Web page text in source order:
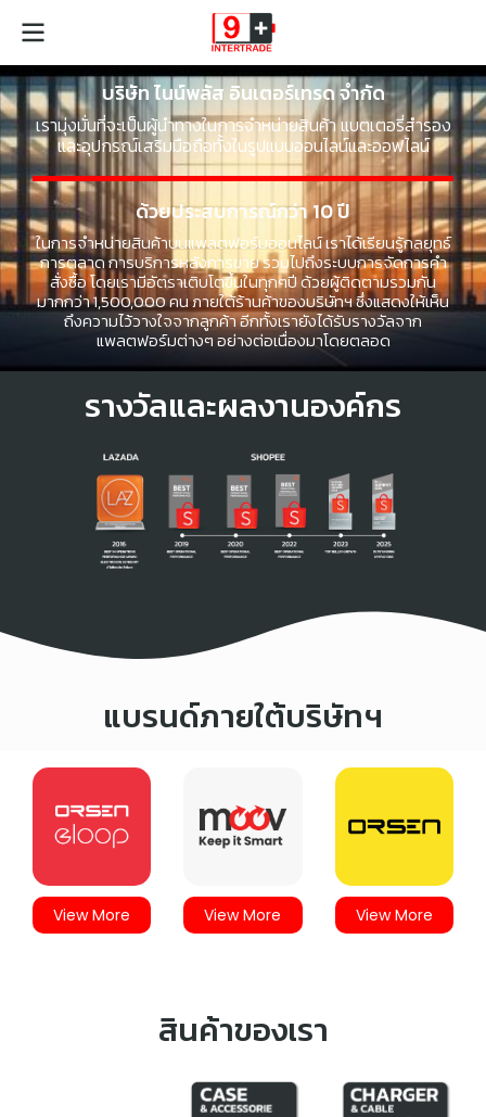
บริษัท ไนน์พลัส อินเตอร์เทรด จำกัด
เรามุ่งมั่นที่จะเป็นผู้นำทางในการจำหน่ายสินค้า แบตเตอรี่สำรอง
และอุปกรณ์เสริมมือถือทั้งในรูปแบบออนไลน์และออฟไลน์
ด้วยประสบการณ์กว่า 10 ปี
ในการจำหน่ายสินค้าบนแพลตฟอร์มออนไลน์ เราได้เรียนรู้กลยุทธ์
การตลาด การบริการหลังการขาย รวมไปถึงระบบการจัดการคำ
สั่งซื้อ โดยเรามีอัตราเติบโตขึ้นในทุกๆปี ด้วยผู้ติดตามรวมกัน
มากกว่า 1,500,000 คน ภายใต้ร้านค้าของบริษัทฯ ซึ่งแสดงให้เห็น
ถึงความไว้วางใจจากลูกค้า อีกทั้งเรายังได้รับรางวัลจาก
แพลตฟอร์มต่างๆ อย่างต่อเนื่องมาโดยตลอด
รางวัลและผลงานองค์กร
แบรนด์ภายใต้บริษัทฯ
View More View More View More
สินค้าของเรา